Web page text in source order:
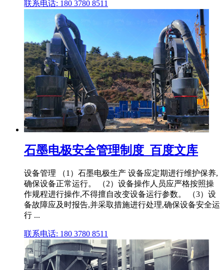
联系电话: 180 3780 8511
石墨电极安全管理制度_百度文库
设备管理 （1）石墨电极生产 设备应定期进行维护保养,
确保设备正常运行。 （2）设备操作人员应严格按照操
作规程进行操作,不得擅自改变设备运行参数。 （3）设
备故障应及时报告,并采取措施进行处理,确保设备安全运
行 ...
联系电话: 180 3780 8511